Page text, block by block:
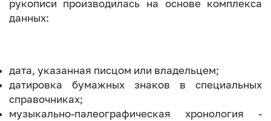
рукописи производилась на основе комплекса
данных:
дата, указанная писцом или владельцем;
датировка бумажных знаков в специальных
справочниках;
музыкально-палеографическая хронология -